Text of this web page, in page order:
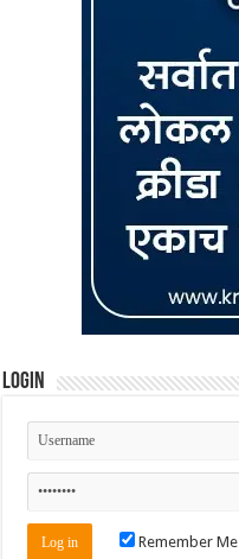
Login
Remember Me